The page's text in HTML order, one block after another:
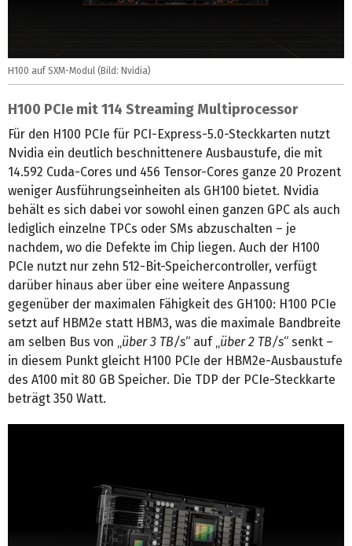
H100 auf SXM-Modul (Bild: Nvidia)
H100 PCIe mit 114 Streaming Multiprocessor
Für den H100 PCIe für PCI-Express-5.0-Steckkarten nutzt
Nvidia ein deutlich beschnittenere Ausbaustufe, die mit
14.592 Cuda-Cores und 456 Tensor-Cores ganze 20 Prozent
weniger Ausführungseinheiten als GH100 bietet. Nvidia
behält es sich dabei vor sowohl einen ganzen GPC als auch
lediglich einzelne TPCs oder SMs abzuschalten – je
nachdem, wo die Defekte im Chip liegen. Auch der H100
PCIe nutzt nur zehn 512-Bit-Speichercontroller, verfügt
darüber hinaus aber über eine weitere Anpassung
gegenüber der maximalen Fähigkeit des GH100: H100 PCIe
setzt auf HBM2e statt HBM3, was die maximale Bandbreite
am selben Bus von „über 3 TB/s“ auf „über 2 TB/s“ senkt –
in diesem Punkt gleicht H100 PCIe der HBM2e-Ausbaustufe
des A100 mit 80 GB Speicher. Die TDP der PCIe-Steckkarte
beträgt 350 Watt.